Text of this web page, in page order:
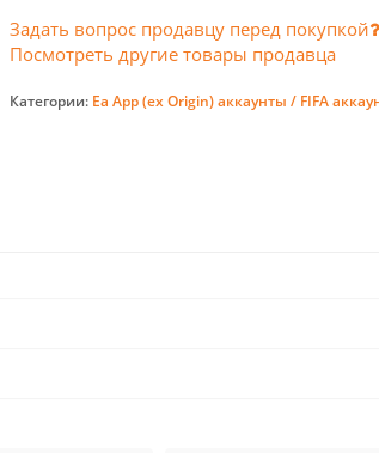
Задать вопрос продавцу перед покупкой
Посмотреть другие товары продавца
Категории: Ea App (ex Origin) аккаунты / FIFA